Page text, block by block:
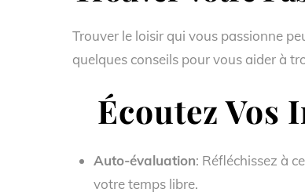
Trouver le loisir qui vous passionne
quelques conseils pour vous aider à
Écoutez Vos
Auto-évaluation: Réfléchissez à
votre temps libre.